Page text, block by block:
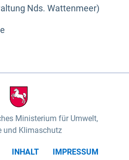
Nds. Wattenmeer)
Ministerium für Umwelt,
und Klimaschutz
INHALT
IMPRESSUM